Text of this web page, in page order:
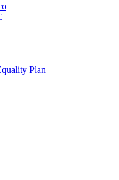
Plan